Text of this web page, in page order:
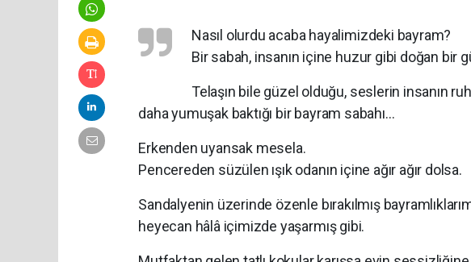
Nasıl olurdu acaba hayalimizdeki bayram?
Bir sabah, insanın içine huzur gibi doğan bir
Telaşın bile güzel olduğu, seslerin insanın
daha yumuşak baktığı bir bayram sabahı…
Erkenden uyansak mesela.
Pencereden süzülen ışık odanın içine ağır ağır dolsa.
Sandalyenin üzerinde özenle bırakılmış
heyecan hâlâ içimizde yaşarmış gibi.